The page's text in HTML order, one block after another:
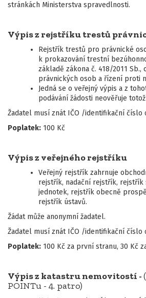
stránkách Ministerstva spravedlnosti.
Výpis z rejstříku trestů
Rejstřík trestů pro právnické
k prokazování trestní
základě zákona č. 418/2011
právnických osob a řízení proti
Jedná se o veřejný výpis a z
podávání žádosti neověřuje
Žadatel musí znát IČO /identifikační číslo
Poplatek: 100 Kč
Výpis z veřejného rejstříku
Veřejný rejstřík zahrnuje
rejstřík, nadační rejstřík,
jednotek, rejstřík obecně
rejstřík ústavů.
Žádat může anonymní žadatel.
Žadatel musí znát IČO /identifikační číslo
Poplatek: 100 Kč za první stranu, 30 Kč
Výpis z katastru nemovitostí -
POINTu - 4. patro)